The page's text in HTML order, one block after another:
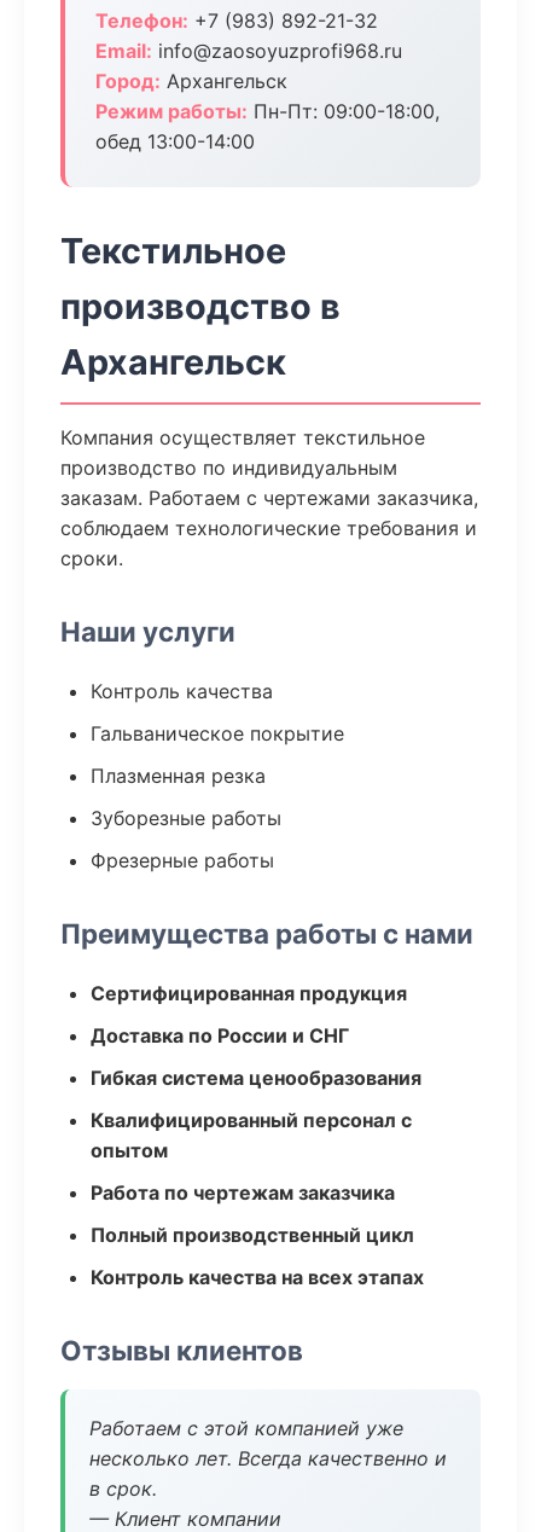
Телефон: +7 (983) 892-21-32
Email: info@zaosoyuzprofi968.ru
Город: Архангельск
Режим работы: Пн-Пт: 09:00-18:00,
обед 13:00-14:00
Текстильное
производство в
Архангельск
Компания осуществляет текстильное
производство по индивидуальным
заказам. Работаем с чертежами заказчика,
соблюдаем технологические требования и
сроки.
Наши услуги
Контроль качества
Гальваническое покрытие
Плазменная резка
Зуборезные работы
Фрезерные работы
Преимущества работы с нами
Сертифицированная продукция
Доставка по России и СНГ
Гибкая система ценообразования
Квалифицированный персонал с
опытом
Работа по чертежам заказчика
Полный производственный цикл
Контроль качества на всех этапах
Отзывы клиентов
Работаем с этой компанией уже
несколько лет. Всегда качественно и
в срок.
— Клиент компании